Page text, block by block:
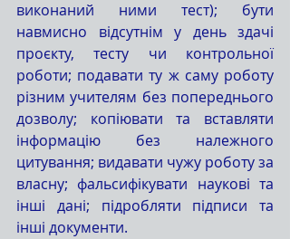
виконаний ними тест); бути
навмисно відсутнім у день здачі
проєкту, тесту чи контрольної
роботи; подавати ту ж саму роботу
різним учителям без попереднього
дозволу; копіювати та вставляти
інформацію без належного
цитування; видавати чужу роботу за
власну; фальсифікувати наукові та
інші дані; підробляти підписи та
інші документи.